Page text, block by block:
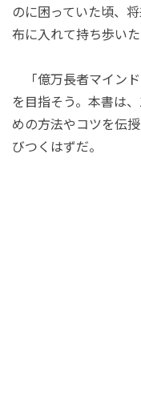
のに困っていた頃、
布に入れて持ち歩い
「億万長者マイン
を目指そう。本書は
めの方法やコツを伝
びつくはずだ。